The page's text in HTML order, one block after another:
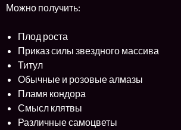
Можно получить:
Плод роста
Приказ силы звездного массива
Титул
Обычные и розовые алмазы
Пламя кондора
Смысл клятвы
Различные самоцветы